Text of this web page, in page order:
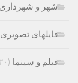
شهر و شهرداری
فایلهای تصویری
فیلم و سینما (۳۳۰)